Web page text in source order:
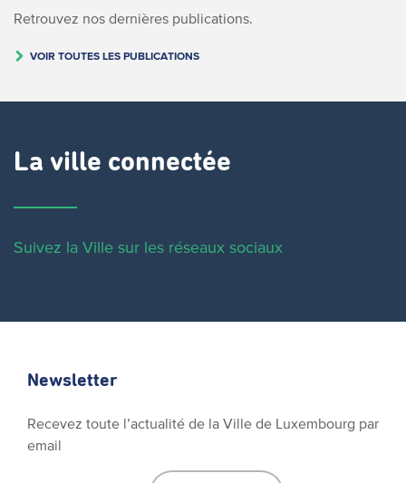
Retrouvez nos dernières publications.
VOIR TOUTES LES PUBLICATIONS
La ville connectée
Suivez la Ville sur les réseaux sociaux
Newsletter
Recevez toute l’actualité de la Ville de Luxembourg par
email